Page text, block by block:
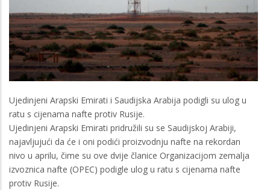
Ujedinjeni Arapski Emirati i Saudijska Arabija podigli su ulog u
ratu s cijenama nafte protiv Rusije.
Ujedinjeni Arapski Emirati pridružili su se Saudijskoj Arabiji,
najavljujući da će i oni podići proizvodnju nafte na rekordan
nivo u aprilu, čime su ove dvije članice Organizacijom zemalja
izvoznica nafte (OPEC) podigle ulog u ratu s cijenama nafte
protiv Rusije.